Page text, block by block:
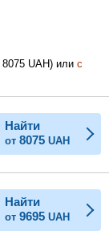
8075 UAH) или с
Найти
от 8075 UAH
Найти
от 9695 UAH